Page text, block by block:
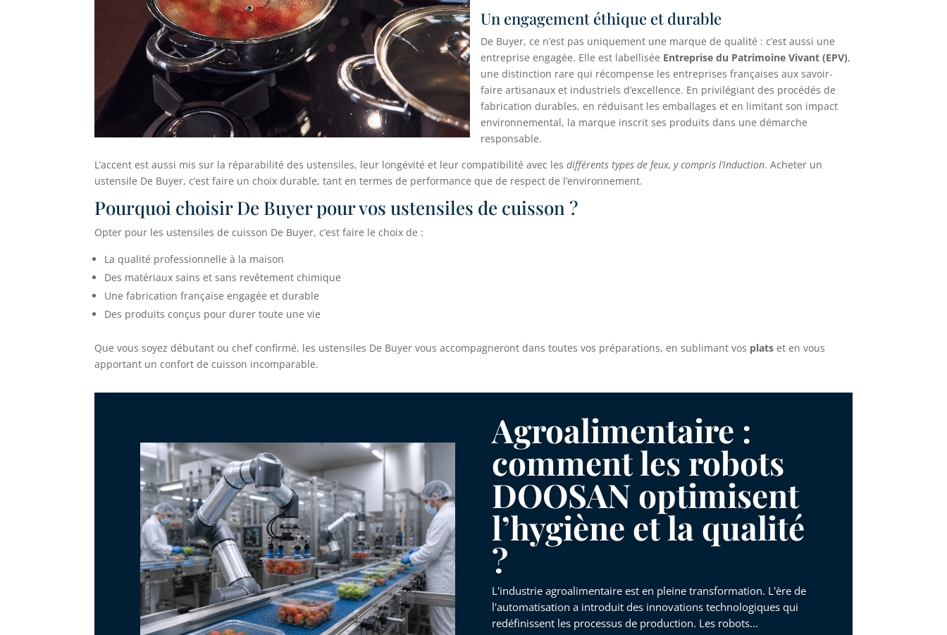
Un engagement éthique et durable
De Buyer, ce n’est pas uniquement une marque de qualité : c’est aussi une
entreprise engagée. Elle est labellisée Entreprise du Patrimoine Vivant (EPV),
une distinction rare qui récompense les entreprises françaises aux savoir-
faire artisanaux et industriels d’excellence. En privilégiant des procédés de
fabrication durables, en réduisant les emballages et en limitant son impact
environnemental, la marque inscrit ses produits dans une démarche
responsable.
L’accent est aussi mis sur la réparabilité des ustensiles, leur longévité et leur compatibilité avec lesdifférents types de feux, y compris l’induction. Acheter un
ustensile De Buyer, c’est faire un choix durable, tant en termes de performance que de respect de l’environnement.
Pourquoi choisir De Buyer pour vos ustensiles de cuisson ?
Opter pour les ustensiles de cuisson De Buyer, c’est faire le choix de :
La qualité professionnelle à la maison
Des matériaux sains et sans revêtement chimique
Une fabrication française engagée et durable
Des produits conçus pour durer toute une vie
Que vous soyez débutant ou chef confirmé, les ustensiles De Buyer vous accompagneront dans toutes vos préparations, en sublimant vos platset en vous
apportant un confort de cuisson incomparable.
Agroalimentaire :
comment les robots
DOOSAN optimisent
l’hygiène et la qualité
?
L'industrie agroalimentaire est en pleine transformation. L'ère de
l'automatisation a introduit des innovations technologiques qui
redéfinissent les processus de production. Les robots...